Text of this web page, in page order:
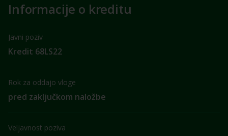
Informacije o kreditu
Javni poziv
Kredit 68LS22
Rok za oddajo vloge
pred zaključkom naložbe
Veljavnost poziva